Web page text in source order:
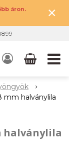
áron.
×
mm halványlila
halványlila